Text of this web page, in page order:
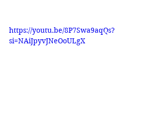
https://youtu.be/8P7Swa9aqQs?
si=NAiJpyvJNeOoULgX